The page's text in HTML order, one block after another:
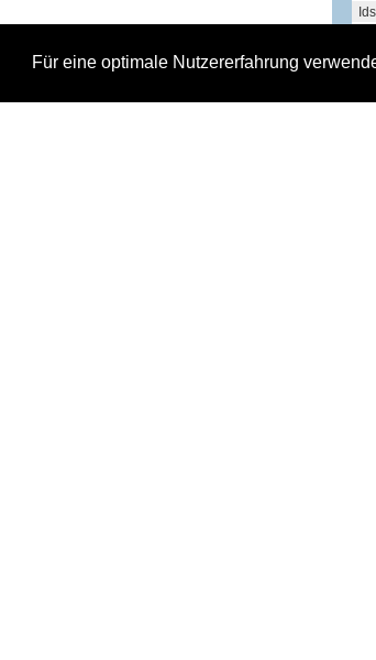
Für eine optimale Nutzererfahrung